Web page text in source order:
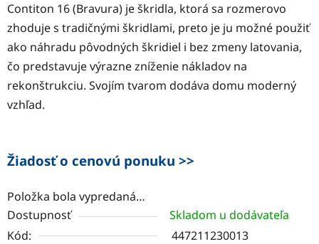
Contiton 16 (Bravura) je škridla, ktorá sa rozmerovo
zhoduje s tradičnými škridlami, preto je ju možné použiť
ako náhradu pôvodných škridiel i bez zmeny latovania,
čo predstavuje výrazne zníženie nákladov na
rekonštrukciu. Svojím tvarom dodáva domu moderný
vzhľad.
Žiadosť o cenovú ponuku >>
Položka bola vypredaná…
Dostupnosť
Skladom u dodávateľa
Kód:
447211230013